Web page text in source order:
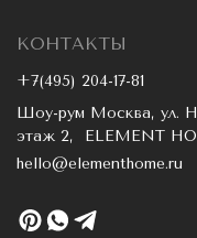
КОНТАКТЫ
+7(495) 204-17-81
Шоу-рум Москва, ул.
этаж 2, ELEMENT
hello@elementhome.ru